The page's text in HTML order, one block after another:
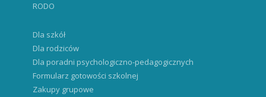
RODO
Dla szkół
Dla rodziców
Dla poradni psychologiczno-pedagogicznych
Formularz gotowości szkolnej
Zakupy grupowe